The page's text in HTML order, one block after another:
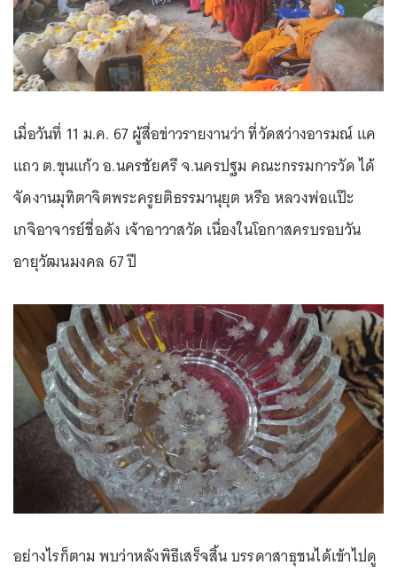
เมื่อวันที่ 11 ม.ค. 67 ผู้สื่อข่าวรายงานว่า ที่วัดสว่างอารมณ์ แค
แถว ต.ขุนแก้ว อ.นครชัยศรี จ.นครปฐม คณะกรรมการวัด ได้
จัดงานมุทิตาจิตพระครูยติธรรมานุยุต หรือ หลวงพ่อแป๊ะ
เกจิอาจารย์ชื่อดัง เจ้าอาวาสวัด เนื่องในโอกาสครบรอบวัน
อายุวัฒนมงคล 67 ปี
อย่างไรก็ตาม พบว่าหลังพิธีเสร็จสิ้น บรรดาสาธุชนได้เข้าไปดู